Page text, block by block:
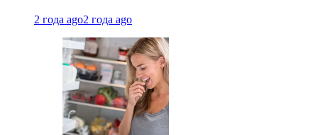
2 года ago2 года ago